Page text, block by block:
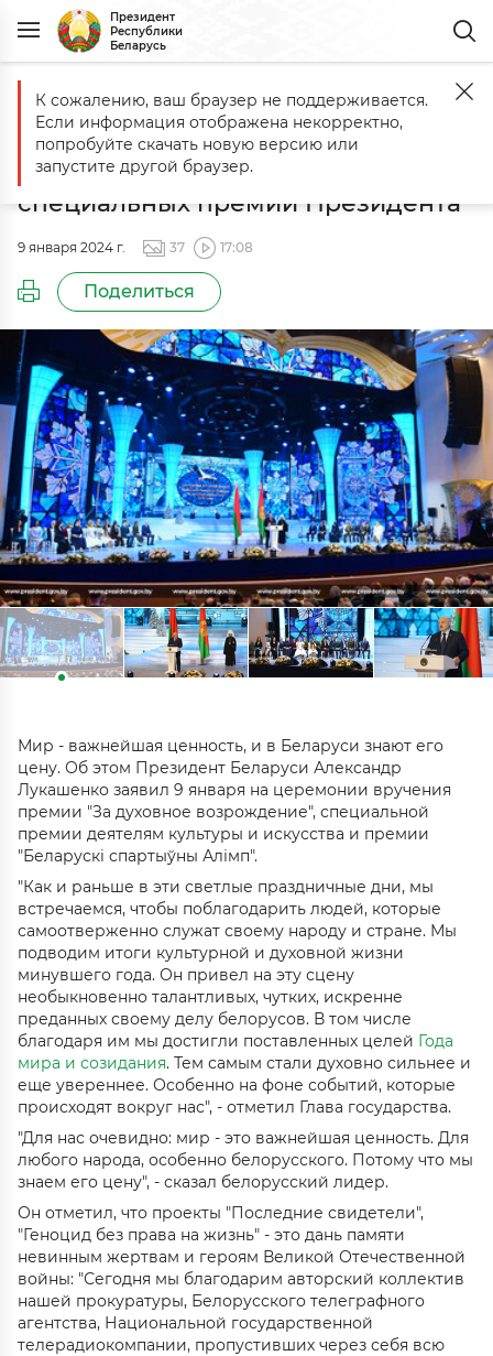
Президент
Республики
Беларусь
Главная События Церемония вручения премии "За духовное
Церемония вручения премии "За
духовное возрождение" и
специальных премий Президента
9 января 2024 г. 37 17:08
Поделиться
Мир - важнейшая ценность, и в Беларуси знают его
цену. Об этом Президент Беларуси Александр
Лукашенко заявил 9 января на церемонии вручения
премии "За духовное возрождение", специальной
премии деятелям культуры и искусства и премии
"Беларускі спартыўны Алімп".
"Как и раньше в эти светлые праздничные дни, мы
встречаемся, чтобы поблагодарить людей, которые
самоотверженно служат своему народу и стране. Мы
подводим итоги культурной и духовной жизни
минувшего года. Он привел на эту сцену
необыкновенно талантливых, чутких, искренне
преданных своему делу белорусов. В том числе
благодаря им мы достигли поставленных целей Года
мира и созидания. Тем самым стали духовно сильнее и
еще увереннее. Особенно на фоне событий, которые
происходят вокруг нас", - отметил Глава государства.
"Для нас очевидно: мир - это важнейшая ценность. Для
любого народа, особенно белорусского. Потому что мы
знаем его цену", - сказал белорусский лидер.
Он отметил, что проекты "Последние свидетели",
"Геноцид без права на жизнь" - это дань памяти
невинным жертвам и героям Великой Отечественной
войны: "Сегодня мы благодарим авторский коллектив
нашей прокуратуры, Белорусского телеграфного
агентства, Национальной государственной
телерадиокомпании, пропустивших через себя всю
К сожалению, ваш браузер не поддерживается.
Если информация отображена некорректно,
попробуйте скачать новую версию или
запустите другой браузер.